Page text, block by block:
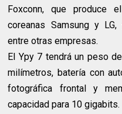
Foxconn, que produce
coreanas Samsung y
entre otras empresas.
El Ypy 7 tendrá un peso
milímetros, batería con
fotográfica frontal y
capacidad para 10 gigabits.